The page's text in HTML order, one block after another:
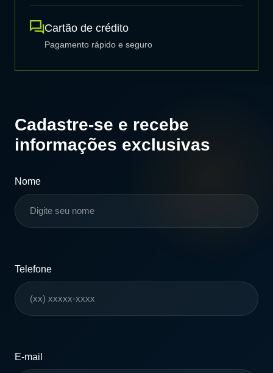
Cartão de crédito
Pagamento rápido e seguro
Cadastre-se e recebe
informações exclusivas
Nome
Telefone
E-mail